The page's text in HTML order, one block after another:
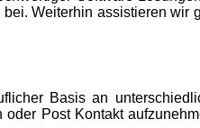
Weiterhin assistieren
Basis an
Post Kontakt